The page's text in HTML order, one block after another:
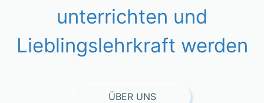
unterrichten und
Lieblingslehrkraft werden
ÜBER UNS